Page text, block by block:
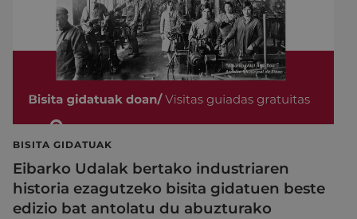
BISITA GIDATUAK
Eibarko Udalak bertako industriaren
historia ezagutzeko bisita gidatuen beste
edizio bat antolatu du abuzturako